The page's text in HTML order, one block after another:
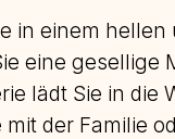
in einem
eine gesellige
lädt Sie in die
mit der Familie